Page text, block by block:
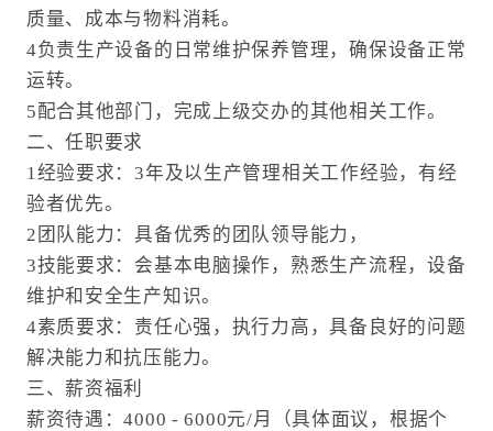
质量、成本与物料消耗。
4负责生产设备的日常维护保养管理，确保设备正常
运转。
5配合其他部门，完成上级交办的其他相关工作。
二、任职要求
1经验要求：3年及以生产管理相关工作经验，有经
验者优先。
2团队能力：具备优秀的团队领导能力，
3技能要求：会基本电脑操作，熟悉生产流程，设备
维护和安全生产知识。
4素质要求：责任心强，执行力高，具备良好的问题
解决能力和抗压能力。
三、薪资福利
薪资待遇：4000 - 6000元/月（具体面议，根据个